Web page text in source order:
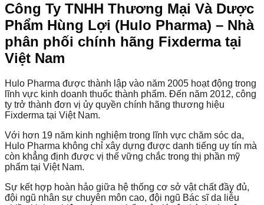
Công Ty TNHH Thương Mại Và Dược
Phẩm Hùng Lợi (Hulo Pharma) – Nhà
phân phối chính hãng Fixderma tại
Việt Nam
Hulo Pharma được thành lập vào năm 2005 hoạt động trong
lĩnh vực kinh doanh thuốc thành phẩm. Đến năm 2012, công
ty trở thành đơn vị ủy quyền chính hãng thương hiệu
Fixderma tại Việt Nam.
Với hơn 19 năm kinh nghiệm trong lĩnh vực chăm sóc da,
Hulo Pharma không chỉ xây dựng được danh tiếng uy tín mà
còn khẳng định được vị thế vững chắc trong thị phần mỹ
phẩm tại Việt Nam.
Sự kết hợp hoàn hảo giữa hệ thống cơ sở vật chất đầy đủ,
đội ngũ nhân sự chuyên môn cao, đội ngũ Bác sĩ da liễu